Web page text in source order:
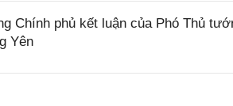
Chính phủ kết luận của Phó Thủ
Yên